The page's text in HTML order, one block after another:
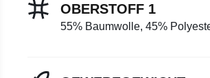
OBERSTOFF 1
55% Baumwolle, 45%